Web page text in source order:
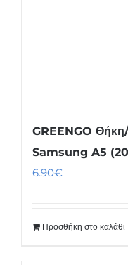
GREENGO
Samsung A5
6.90€
Προσθήκη στο καλάθι